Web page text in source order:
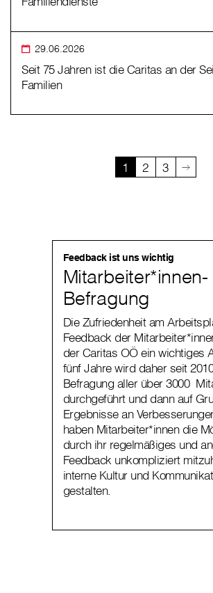
29.06.2026
Seit 75 Jahren ist die Caritas an der
Familien
1 2 3
Feedback ist uns wichtig
Mitarbeiter*innen-
Befragung
Die Zufriedenheit am
Feedback der
der Caritas OÖ ein wichtiges
fünf Jahre wird daher seit
Befragung aller über 3000
durchgeführt und dann auf
Ergebnisse an
haben Mitarbeiter*innen die
durch ihr regelmäßiges und
Feedback unkompliziert
interne Kultur und
gestalten.